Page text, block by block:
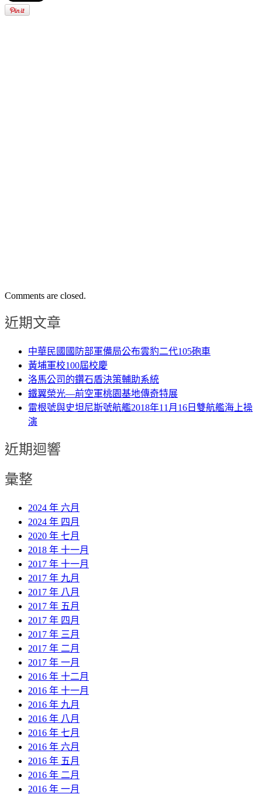
Comments are closed.
近期文章
中華民國國防部軍備局公布雲豹二代105砲車
黃埔軍校100屆校慶
洛馬公司的鑽石盾決策輔助系統
鐵翼榮光—前空軍桃園基地傳奇特展
雷根號與史坦尼斯號航艦2018年11月16日雙航艦海上操
演
近期迴響
彙整
2024 年 六月
2024 年 四月
2020 年 七月
2018 年 十一月
2017 年 十一月
2017 年 九月
2017 年 八月
2017 年 五月
2017 年 四月
2017 年 三月
2017 年 二月
2017 年 一月
2016 年 十二月
2016 年 十一月
2016 年 九月
2016 年 八月
2016 年 七月
2016 年 六月
2016 年 五月
2016 年 二月
2016 年 一月